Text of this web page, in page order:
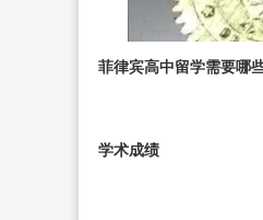
菲律宾高中留学需要哪
学术成绩